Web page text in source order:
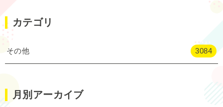
カテゴリ
その他 3084
月別アーカイブ